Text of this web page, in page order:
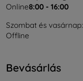
Online8:00 - 16:00
Szombat és vasárnap:
Offline
Bevásárlás